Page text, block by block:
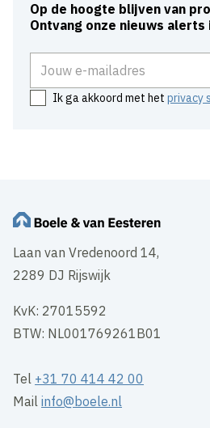
Op de hoogte blijven van
Ontvang onze nieuws alerts
Ik ga akkoord met hetprivacy
Laan van Vredenoord 14,
2289 DJ Rijswijk
KvK: 27015592
BTW: NL001769261B01
Tel +31 70 414 42 00
Mailinfo@boele.nl